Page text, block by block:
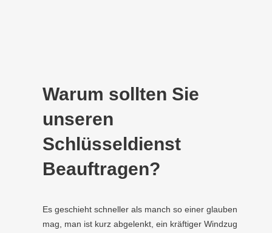
Warum sollten Sie
unseren
Schlüsseldienst
Beauftragen?
Es geschieht schneller als manch so einer glauben
mag, man ist kurz abgelenkt, ein kräftiger Windzug